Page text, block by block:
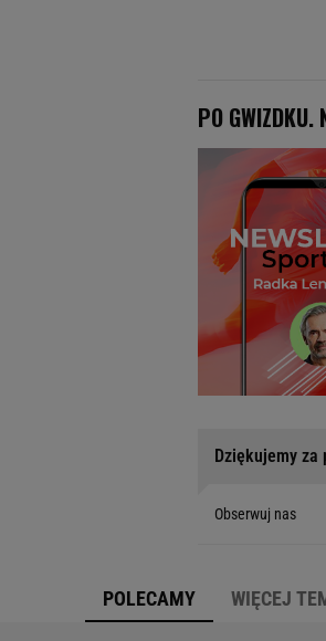
Dziękujemy za
Obserwuj nas
POLECAMY WIĘCEJ